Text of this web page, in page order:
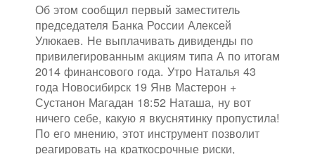
Об этом сообщил первый заместитель
председателя Банка России Алексей
Улюкаев. Не выплачивать дивиденды по
привилегированным акциям типа А по итогам
2014 финансового года. Утро Наталья 43
года Новосибирск 19 Янв Мастерон +
Сустанон Магадан 18:52 Наташа, ну вот
ничего себе, какую я вкуснятинку пропустила!
По его мнению, этот инструмент позволит
реагировать на краткосрочные риски,